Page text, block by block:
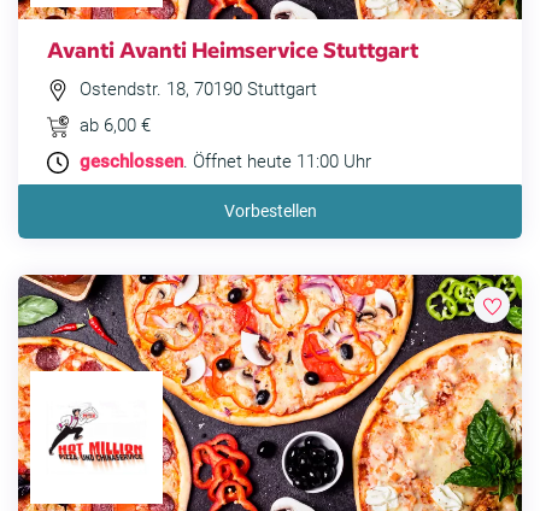
Avanti Avanti Heimservice Stuttgart
Ostendstr. 18, 70190 Stuttgart
ab 6,00 €
geschlossen. Öffnet heute 11:00 Uhr
Vorbestellen